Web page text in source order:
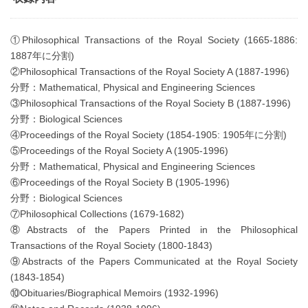
①Philosophical Transactions of the Royal Society (1665-1886:
1887年に分割)
②Philosophical Transactions of the Royal Society A (1887-1996)
分野：Mathematical, Physical and Engineering Sciences
③Philosophical Transactions of the Royal Society B (1887-1996)
分野：Biological Sciences
④Proceedings of the Royal Society (1854-1905: 1905年に分割)
⑤Proceedings of the Royal Society A (1905-1996)
分野：Mathematical, Physical and Engineering Sciences
⑥Proceedings of the Royal Society B (1905-1996)
分野：Biological Sciences
⑦Philosophical Collections (1679-1682)
⑧Abstracts of the Papers Printed in the Philosophical
Transactions of the Royal Society (1800-1843)
⑨Abstracts of the Papers Communicated at the Royal Society
(1843-1854)
⑩Obituaries/Biographical Memoirs (1932-1996)